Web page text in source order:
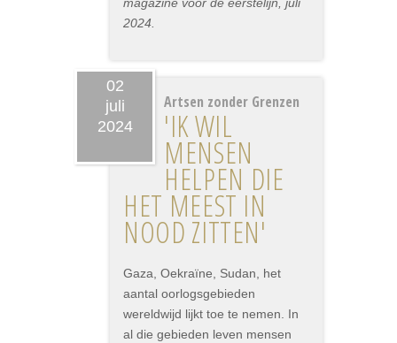
2024.
02
juli
2024
Artsen zonder Grenzen
'IK WIL
MENSEN
HELPEN DIE
HET MEEST IN
NOOD ZITTEN'
Gaza, Oekraïne, Sudan, het
aantal oorlogsgebieden
wereldwijd lijkt toe te nemen. In
al die gebieden leven mensen